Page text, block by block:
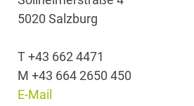
5020 Salzburg
T +43 662 4471
M +43 664 2650 450
E-Mail